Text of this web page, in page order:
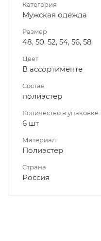
Категория
Мужская одежда
Размер
48, 50, 52, 54, 56, 58
Цвет
В ассортименте
Состав
полиэстер
Количество в упаковке
6 шт
Материал
Полиэстер
Страна
Россия